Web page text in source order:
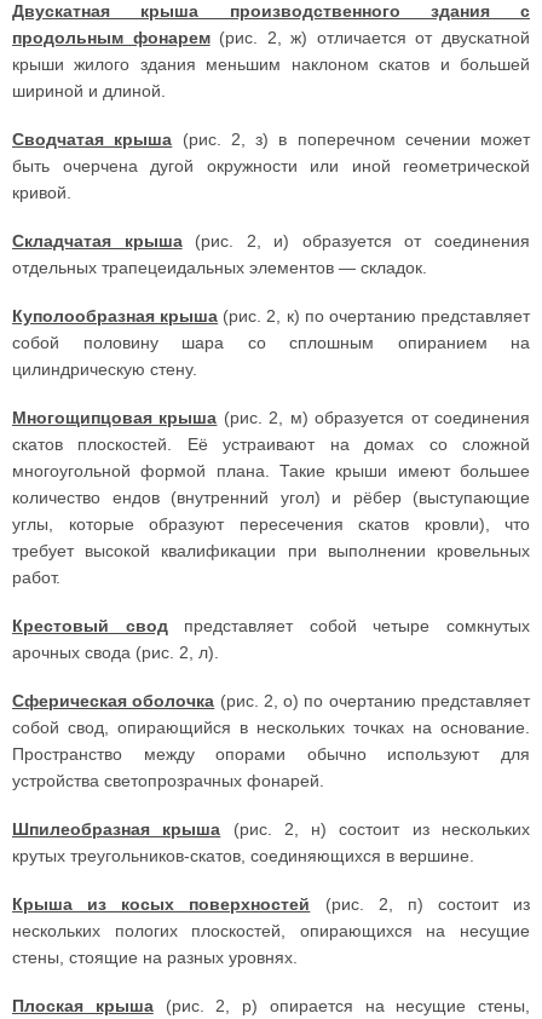
Двускатная крыша производственного здания с
продольным фонарем(рис. 2, ж) отличается от двускатной
крыши жилого здания меньшим наклоном скатов и большей
шириной и длиной.
Сводчатая крыша (рис. 2, з) в поперечном сечении может
быть очерчена дугой окружности или иной геометрической
кривой.
Складчатая крыша(рис. 2, и) образуется от соединения
отдельных трапецеидальных элементов — складок.
Куполообразная крыша (рис. 2, к) по очертанию представляет
собой половину шара со сплошным опиранием на
цилиндрическую стену.
Многощипцовая крыша (рис. 2, м) образуется от соединения
скатов плоскостей. Её устраивают на домах со сложной
многоугольной формой плана. Такие крыши имеют большее
количество ендов (внутренний угол) и рёбер (выступающие
углы, которые образуют пересечения скатов кровли), что
требует высокой квалификации при выполнении кровельных
работ.
Крестовый сводпредставляет собой четыре сомкнутых
арочных свода (рис. 2, л).
Сферическая оболочка (рис. 2, о) по очертанию представляет
собой свод, опирающийся в нескольких точках на основание.
Пространство между опорами обычно используют для
устройства светопрозрачных фонарей.
Шпилеобразная крыша (рис. 2, н) состоит из нескольких
крутых треугольников-скатов, соединяющихся в вершине.
Крыша из косых поверхностей (рис. 2, п) состоит из
нескольких пологих плоскостей, опирающихся на несущие
стены, стоящие на разных уровнях.
Плоская крыша(рис. 2, р) опирается на несущие стены,